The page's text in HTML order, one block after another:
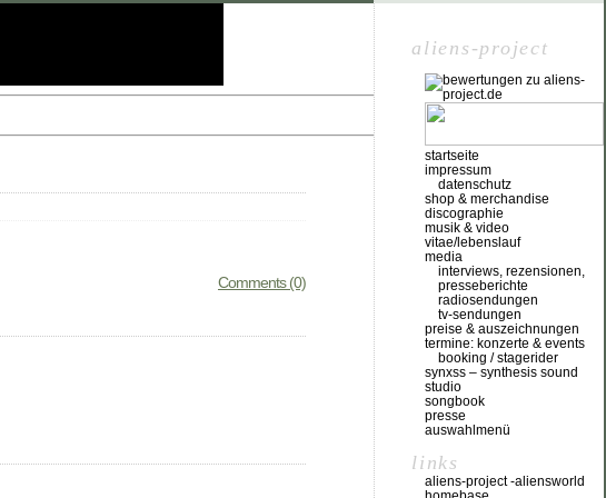
Comments (0)
aliens-project
startseite
impressum
datenschutz
shop & merchandise
discographie
musik & video
vitae/lebenslauf
media
interviews, rezensionen,
presseberichte
radiosendungen
tv-sendungen
preise & auszeichnungen
termine: konzerte & events
booking / stagerider
synxss – synthesis sound
studio
songbook
presse
auswahlmenü
links
aliens-project -aliensworld